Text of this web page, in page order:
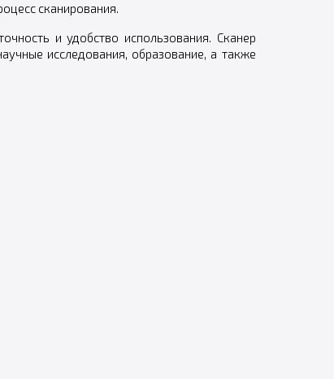
сканирования.
и удобство использования. Сканер
исследования, образование, а также